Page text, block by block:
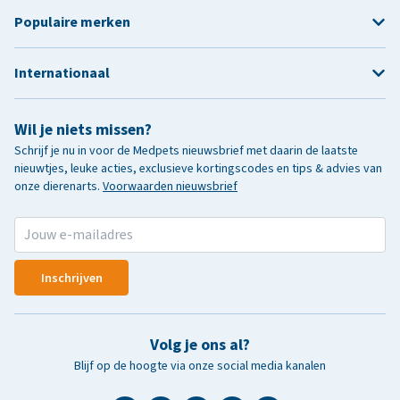
Wil je niets missen?
Schrijf je nu in voor de Medpets nieuwsbrief met daarin de laatste
nieuwtjes, leuke acties, exclusieve kortingscodes en tips & advies van
onze dierenarts. Voorwaarden nieuwsbrief
Inschrijven
Volg je ons al?
Blijf op de hoogte via onze social media kanalen
Populaire merken
Internationaal